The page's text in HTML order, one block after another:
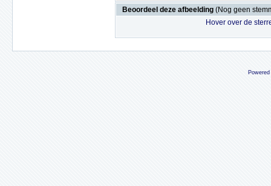
Beoordeel deze afbeelding (Nog geen
Hover over de